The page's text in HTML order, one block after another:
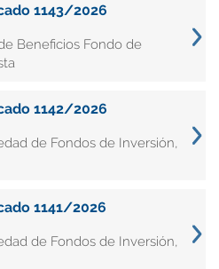
1143/2026
Beneficios Fondo de
1142/2026
de Fondos de Inversión,
1141/2026
de Fondos de Inversión,